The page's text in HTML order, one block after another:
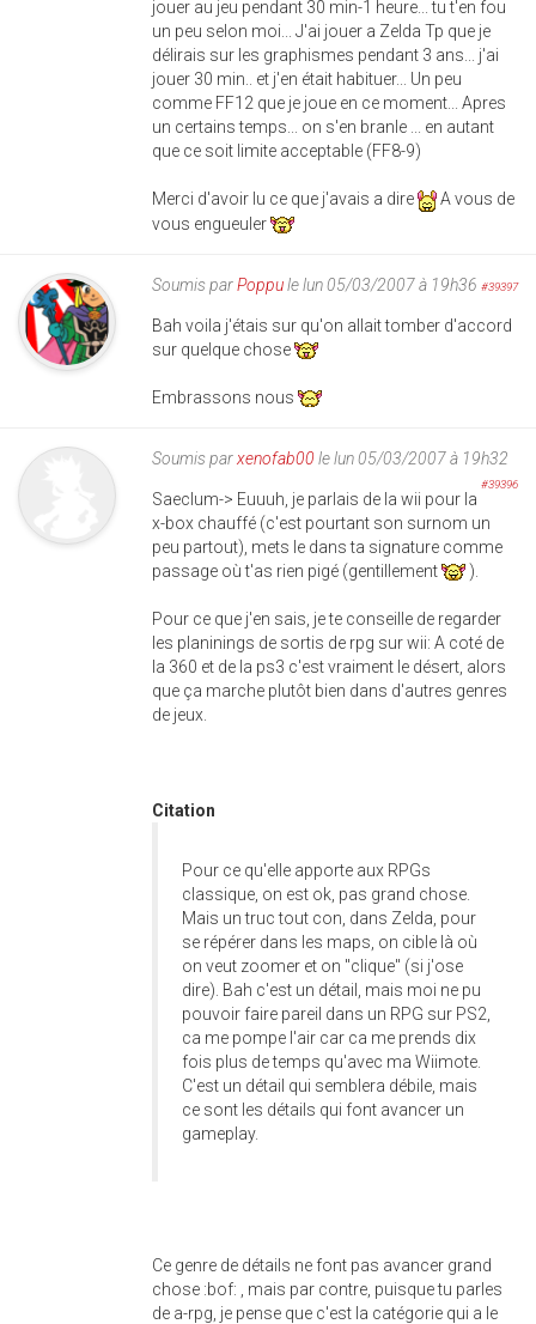
jouer au jeu pendant 30 min-1 heure... tu t'en fou
un peu selon moi... J'ai jouer a Zelda Tp que je
délirais sur les graphismes pendant 3 ans... j'ai
jouer 30 min.. et j'en était habituer... Un peu
comme FF12 que je joue en ce moment... Apres
un certains temps... on s'en branle ... en autant
que ce soit limite acceptable (FF8-9)
Merci d'avoir lu ce que j'avais a dire
A vous de
vous engueuler
Soumis parPoppule lun 05/03/2007 à 19h36 #39397
Bah voila j'étais sur qu'on allait tomber d'accord
sur quelque chose
Embrassons nous
Soumis parxenofab00 le lun 05/03/2007 à 19h32
#39396
Saeclum-> Euuuh, je parlais de la wii pour la
x-box chauffé (c'est pourtant son surnom un
peu partout), mets le dans ta signature comme
passage où t'as rien pigé (gentillement
).
Pour ce que j'en sais, je te conseille de regarder
les planinings de sortis de rpg sur wii: A coté de
la 360 et de la ps3 c'est vraiment le désert, alors
que ça marche plutôt bien dans d'autres genres
de jeux.
Citation
Pour ce qu'elle apporte aux RPGs
classique, on est ok, pas grand chose.
Mais un truc tout con, dans Zelda, pour
se répérer dans les maps, on cible là où
on veut zoomer et on "clique" (si j'ose
dire). Bah c'est un détail, mais moi ne pu
pouvoir faire pareil dans un RPG sur PS2,
ca me pompe l'air car ca me prends dix
fois plus de temps qu'avec ma Wiimote.
C'est un détail qui semblera débile, mais
ce sont les détails qui font avancer un
gameplay.
Ce genre de détails ne font pas avancer grand
chose :bof: , mais par contre, puisque tu parles
de a-rpg, je pense que c'est la catégorie qui a le